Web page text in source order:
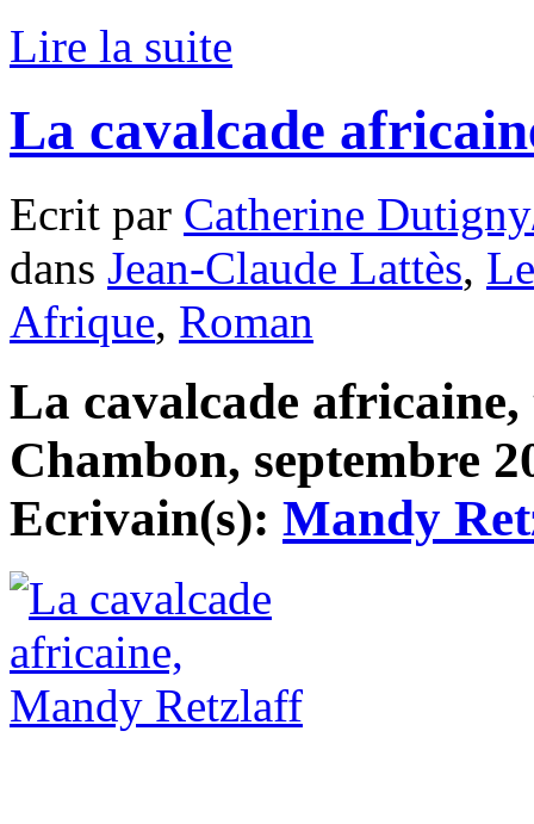
Lire la suite
La cavalcade
Ecrit par Catherine
dans Jean-Claude Lattès,
Afrique, Roman
La cavalcade
Chambon, septembre
Ecrivain(s): Mandy